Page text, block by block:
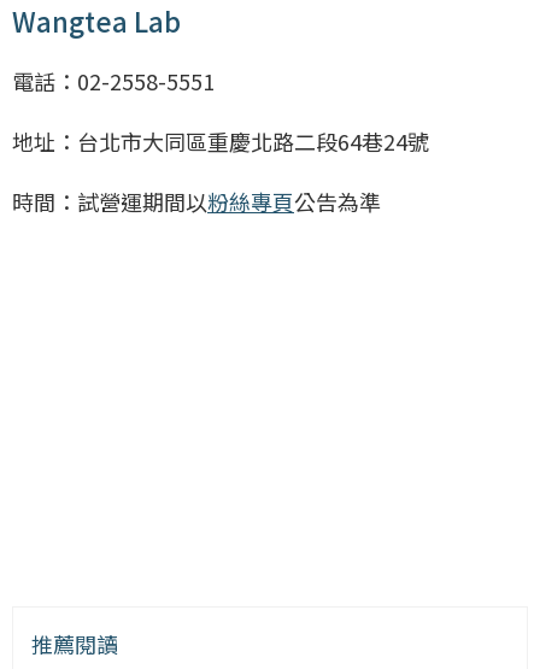
Wangtea Lab
電話：02-2558-5551
地址：台北市大同區重慶北路二段64巷24號
時間：試營運期間以粉絲專頁公告為準
推薦閱讀